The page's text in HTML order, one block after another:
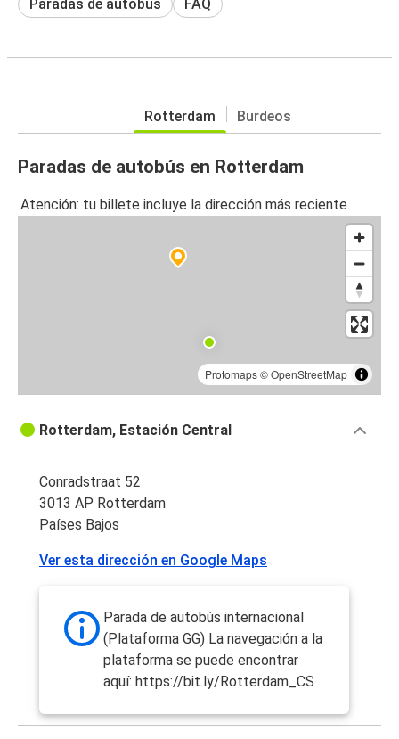
Paradas de autobús FAQ
Rotterdam Burdeos
Paradas de autobús en Rotterdam
Atención: tu billete incluye la dirección más reciente.
Protomaps©OpenStreetMap
Rotterdam, Estación Central
Conradstraat 52
3013 AP Rotterdam
Países Bajos
Ver esta dirección en Google Maps
Parada de autobús internacional
(Plataforma GG) La navegación a la
plataforma se puede encontrar
aquí: https://bit.ly/Rotterdam_CS